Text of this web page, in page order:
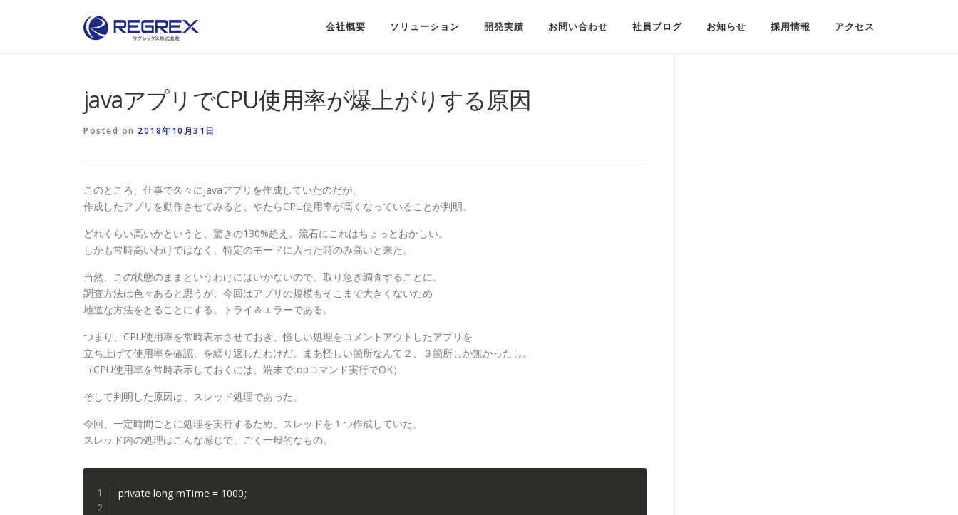
会社概要 ソリューション 開発実績 お問い合わせ 社員ブログ お知らせ 採用情報 アクセス
javaアプリでCPU使用率が爆上がりする原因
Posted on 2018年10月31日
このところ、仕事で久々にjavaアプリを作成していたのだが、
作成したアプリを動作させてみると、やたらCPU使用率が高くなっていることが判明。
どれくらい高いかというと、驚きの130%超え。流石にこれはちょっとおかしい。
しかも常時高いわけではなく、特定のモードに入った時のみ高いと来た。
当然、この状態のままというわけにはいかないので、取り急ぎ調査することに。
調査方法は色々あると思うが、今回はアプリの規模もそこまで大きくないため
地道な方法をとることにする。トライ＆エラーである。
つまり、CPU使用率を常時表示させておき、怪しい処理をコメントアウトしたアプリを
立ち上げて使用率を確認、を繰り返したわけだ。まあ怪しい箇所なんて２、３箇所しか無かったし。
（CPU使用率を常時表示しておくには、端末でtopコマンド実行でOK）
そして判明した原因は、スレッド処理であった。
今回、一定時間ごとに処理を実行するため、スレッドを１つ作成していた。
スレッド内の処理はこんな感じで、ごく一般的なもの。
private long mTime = 1000;